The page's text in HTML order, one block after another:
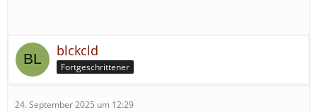
blckcld
Fortgeschrittener
24. September 2025 um 12:29